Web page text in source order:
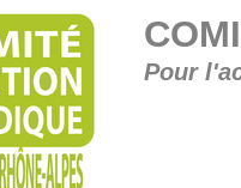
Pour